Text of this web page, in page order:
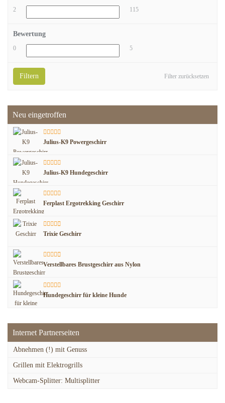
2 115
Bewertung
0 5
Filter zurücksetzen
Filtern
Neu eingetroffen
Julius-K9 Powergeschirr
Julius-K9 Hundegeschirr
Ferplast Ergotrekking Geschirr
Trixie Geschirr
Verstellbares Brustgeschirr aus Nylon
Hundegeschirr für kleine Hunde
Internet Partnerseiten
Abnehmen (!) mit Genuss
Grillen mit Elektrogrills
Webcam-Splitter: Multisplitter